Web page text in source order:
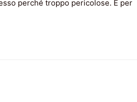
perché troppo pericolose. È per